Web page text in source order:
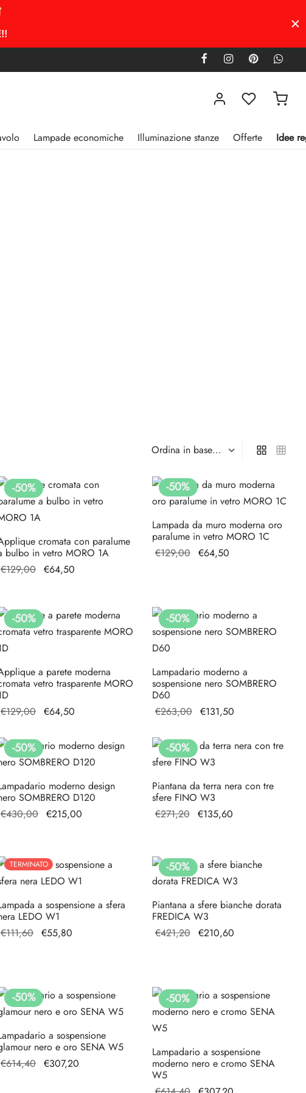
!
Lampade economiche Illuminazione stanze Offerte Idee
-50%
cromata con paralume
bulbo in vetro MORO 1A
€129,00 Il prezzo
€129,00.
€64,50
è:
€64,50.
-50%
Lampada da muro moderna oro
paralume in vetro MORO 1C
€129,00 Il prezzo
€64,50
€64,50.
-50%
a parete moderna
vetro trasparente MORO
€129,00 Il prezzo
era:
€129,00.
€64,50
attuale
è:
-50%
Lampadario moderno a
sospensione nero SOMBRERO
D60
€263,00 Il prezzo
era:
€263,00.
€131,50
è:
-50%
moderno design
SOMBRERO D120
€430,00 Il prezzo
€430,00.
€215,00
-50%
Piantana da terra nera con tre
sfere FINO W3
€271,20 Il prezzo
€271,20.
€135,60
TERMINATO
a sospensione a sfera
LEDO W1
€111,60 Il prezzo
€55,80
€55,80.
-50%
Piantana a sfere bianche dorata
FREDICA W3
€421,20 Il prezzo
€210,60
-50%
a sospensione
nero e oro SENA W5
€614,40 Il prezzo
€307,20
-50%
Lampadario a sospensione
moderno nero e cromo SENA
W5